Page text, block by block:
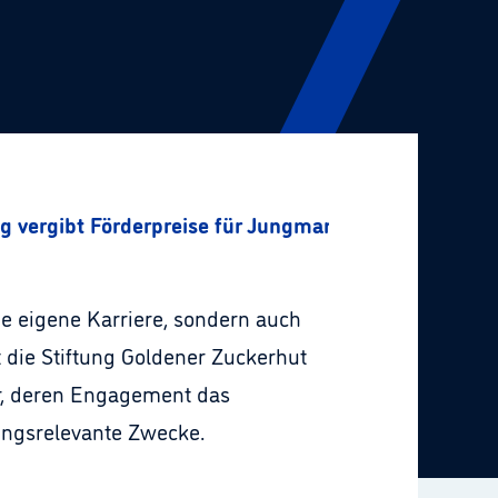
Förderpreise für Jungmanager
eigene Karriere, sondern auch
Stiftung Goldener Zuckerhut
deren Engagement das
Zwecke.